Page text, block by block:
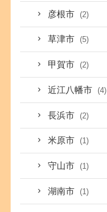
彦根市 (2)
草津市 (5)
甲賀市 (2)
近江八幡市 (4)
長浜市 (2)
米原市 (1)
守山市 (1)
湖南市 (1)